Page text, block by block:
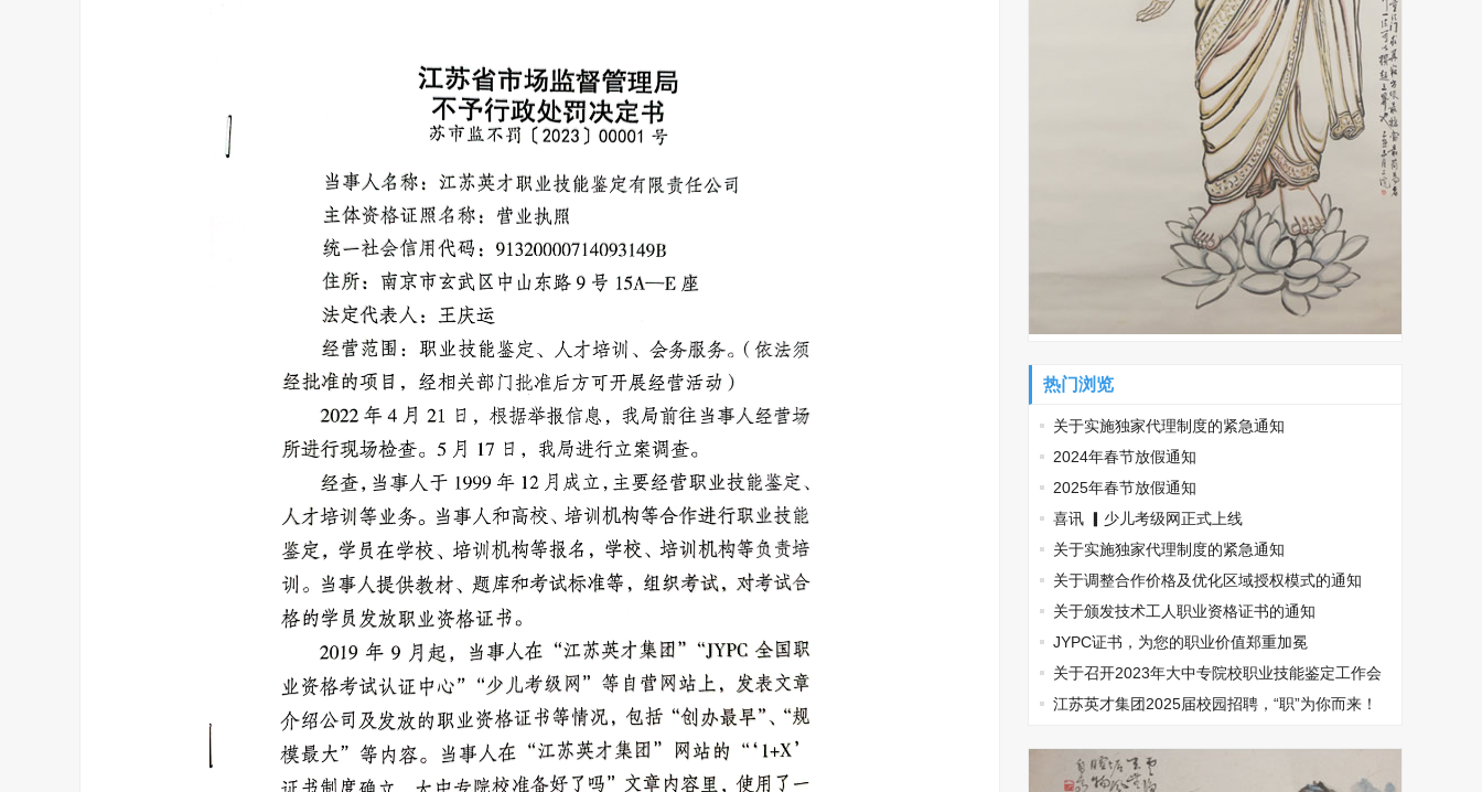
热门浏览
关于实施独家代理制度的紧急通知
2024年春节放假通知
2025年春节放假通知
喜讯 ▎少儿考级网正式上线
关于实施独家代理制度的紧急通知
关于调整合作价格及优化区域授权模式的通知
关于颁发技术工人职业资格证书的通知
JYPC证书，为您的职业价值郑重加冕
关于召开2023年大中专院校职业技能鉴定工作会
议的通知
江苏英才集团2025届校园招聘，“职”为你而来！